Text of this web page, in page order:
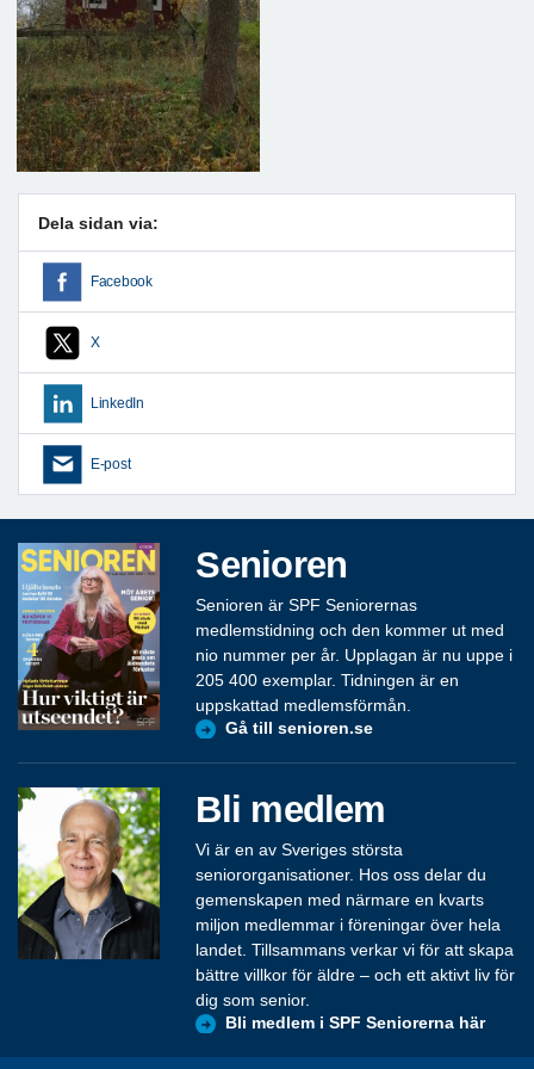
Dela sidan via:
Facebook
X
LinkedIn
E-post
Senioren
Senioren är SPF Seniorernas
medlemstidning och den kommer ut med
nio nummer per år. Upplagan är nu uppe i
205 400 exemplar. Tidningen är en
uppskattad medlemsförmån.
Gå till senioren.se
Bli medlem
Vi är en av Sveriges största
seniororganisationer. Hos oss delar du
gemenskapen med närmare en kvarts
miljon medlemmar i föreningar över hela
landet. Tillsammans verkar vi för att skapa
bättre villkor för äldre – och ett aktivt liv för
dig som senior.
Bli medlem i SPF Seniorerna här